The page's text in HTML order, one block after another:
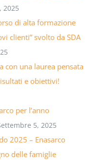
2025
di alta formazione
clienti” svolto da SDA
con una laurea pensata
e obiettivi!
per l’anno
5, 2025
2025 – Enasarco
delle famiglie